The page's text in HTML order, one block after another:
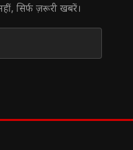
सिर्फ ज़रूरी खबरें।